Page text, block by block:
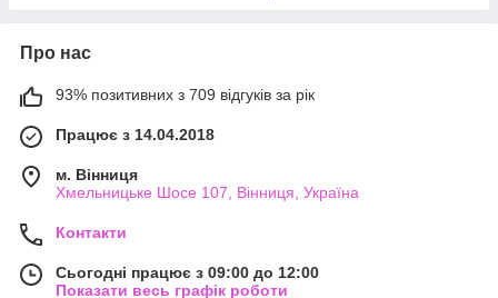
Про нас
93% позитивних з 709 відгуків за рік
Працює з 14.04.2018
м. Вінниця
Хмельницьке Шосе 107, Вінниця, Україна
Контакти
Сьогодні працює з 09:00 до 12:00
Показати весь графік роботи